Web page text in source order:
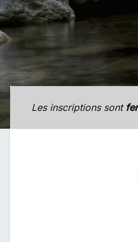
Les inscriptions sont